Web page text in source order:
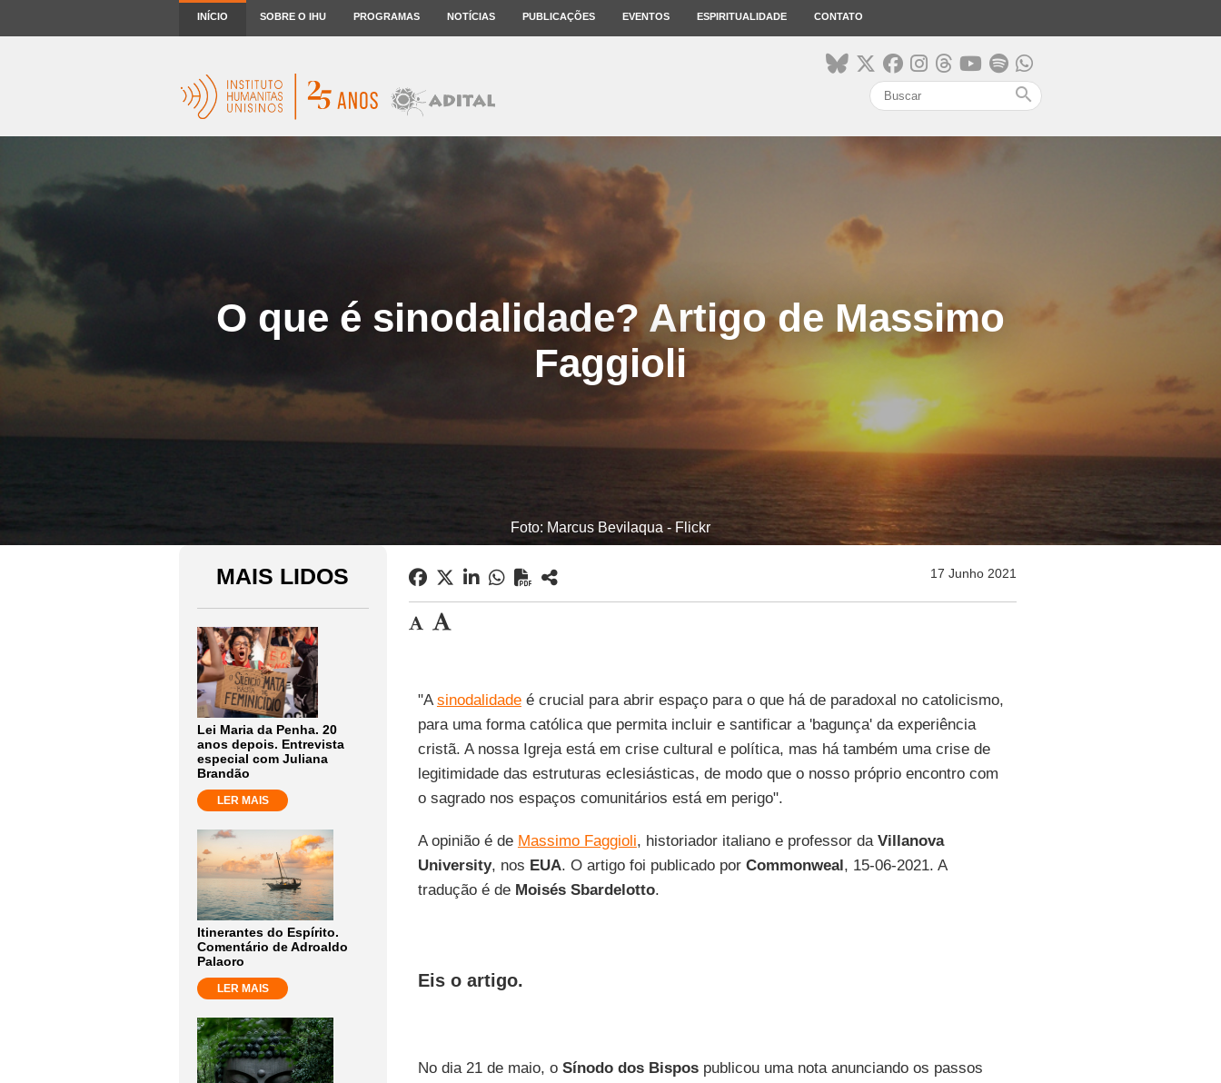
INÍCIO SOBRE O IHU PROGRAMAS NOTÍCIAS PUBLICAÇÕES EVENTOS ESPIRITUALIDADE CONTATO
search
O que é sinodalidade? Artigo de Massimo
Faggioli
Foto: Marcus Bevilaqua - Flickr
MAIS LIDOS
Lei Maria da Penha. 20
anos depois. Entrevista
especial com Juliana
Brandão
LER MAIS
Itinerantes do Espírito.
Comentário de Adroaldo
Palaoro
LER MAIS
17 Junho 2021
"Asinodalidadeé crucial para abrir espaço para o que há de paradoxal no catolicismo,
para uma forma católica que permita incluir e santificar a 'bagunça' da experiência
cristã. A nossa Igreja está em crise cultural e política, mas há também uma crise de
legitimidade das estruturas eclesiásticas, de modo que o nosso próprio encontro com
o sagrado nos espaços comunitários está em perigo".
A opinião é de Massimo Faggioli, historiador italiano e professor da Villanova
University, nos EUA. O artigo foi publicado por Commonweal, 15-06-2021. A
tradução é de Moisés Sbardelotto.
Eis o artigo.
No dia 21 de maio, o Sínodo dos Bispospublicou uma nota anunciando os passos